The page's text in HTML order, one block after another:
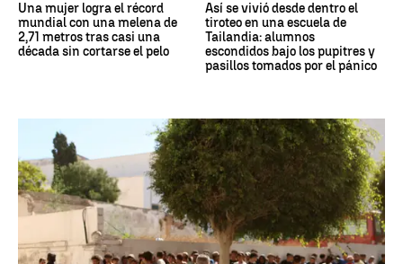
Una mujer logra el récord
mundial con una melena de
2,71 metros tras casi una
década sin cortarse el pelo
Así se vivió desde dentro el
tiroteo en una escuela de
Tailandia: alumnos
escondidos bajo los pupitres y
pasillos tomados por el pánico